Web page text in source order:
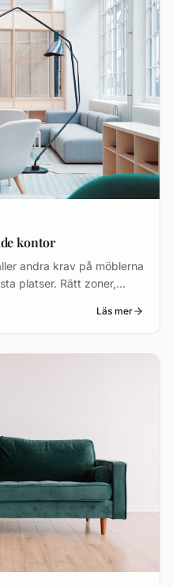
kontor
andra krav på möblerna
platser. Rätt zoner,
ABW ska fungera i
Läs mer